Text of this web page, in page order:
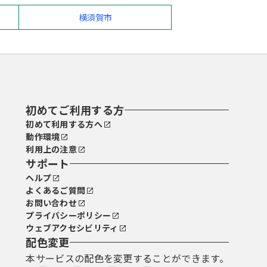
横須賀市
初めてご利用する方
初めて利用する方へ
動作環境
利用上の注意
サポート
ヘルプ
よくあるご質問
お問い合わせ
プライバシーポリシー
ウェブアクセシビリティ
配色変更
本サービスの配色を変更することができます。